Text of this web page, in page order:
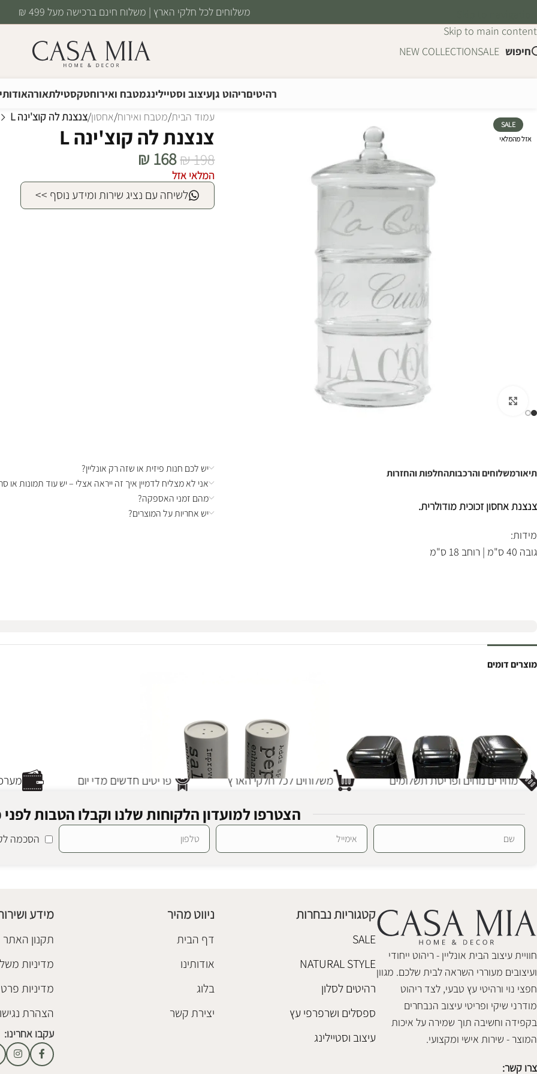
Skip to main content
משלוחים לכל חלקי הארץ | משלוח חינם ברכישה מעל 499 ₪
חיפוש SALE
NEW COLLECTION
רהיטיםריהוט גןעיצוב וסטיילינגמטבח ואירוחטקסטילתאורה
SALE
אזל מהמלאי
עמוד הבית/מטבח ואירוח/אחסון/צנצנת לה קוצ'ינה L
צנצנת לה קוצ'ינה L
₪198
₪ 168
המלאי אזל
לשיחה עם נציג שירות ומידע נוסף >>
תיאורמשלוחים והרכבותהחלפות והחזרות
צנצנת אחסון זכוכית מודולרית.
מידות:
גובה 40 ס"מ | רוחב 18 ס"מ
יש לכם חנות פיזית או שזה רק אונליין?
אני לא מצליח לדמיין איך זה ייראה אצלי – יש עוד תמונות או
מהם זמני האספקה?
יש אחריות על המוצרים?
מוצרים דומים
₪ 268
הוספה לסל
₪118
פריטים חדשים מדי יום משלוחים לכל חלקי הארץ מחירים נוחים ופריסת תשלומים
הצטרפו למועדון הלקוחות שלנו וקבלו הטבות
הסכמה
חוויית עיצוב הבית אונליין - ריהוט ייחודי
ועיצובים מעוררי השראה לבית שלכם. מגוון
חפצי נוי ורהיטי עץ טבעי, לצד ריהוט
מודרני שיקי ופריטי עיצוב הנבחרים
בקפידה וחשיבה תוך שמירה על איכות
המוצר - שירות אישי ומקצועי.
צרו קשר:
קטגוריות נבחרות
SALE
NATURAL STYLE
רהיטים לסלון
ספסלים ושרפרפי עץ
עיצוב וסטיילינג
ניווט מהיר
דף הבית
אודותינו
בלוג
יצירת קשר
מידע
תקנון האתר
מדיניות
מדיניות
הצהרת
עקבו אחרינו: